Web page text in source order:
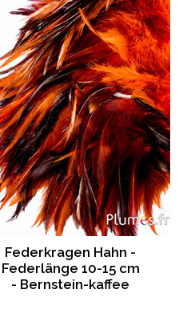
Federkragen Hahn -
Federlänge 10-15 cm
- Bernstein-kaffee